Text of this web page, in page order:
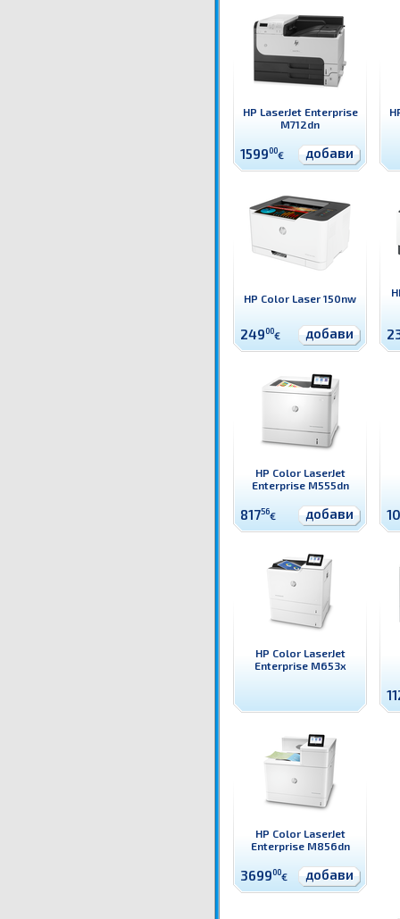
HP LaserJet Enterprise
M712dn
159900€ добави
HP Color Laser 150nw
24900€ добави
HP Color LaserJet
Enterprise M555dn
81756€ добави
HP Color LaserJet
Enterprise M653x
HP Color LaserJet
Enterprise M856dn
369900€ добави